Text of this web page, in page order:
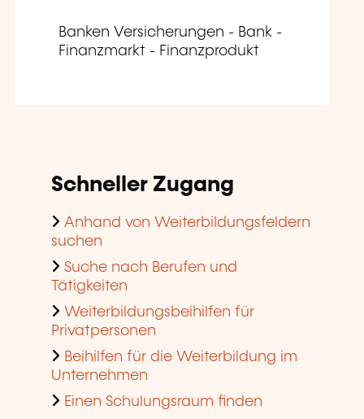
Banken Versicherungen - Bank -
Finanzmarkt - Finanzprodukt
Schneller Zugang
Anhand von Weiterbildungsfeldern
suchen
Suche nach Berufen und
Tätigkeiten
Weiterbildungsbeihilfen für
Privatpersonen
Beihilfen für die Weiterbildung im
Unternehmen
Einen Schulungsraum finden